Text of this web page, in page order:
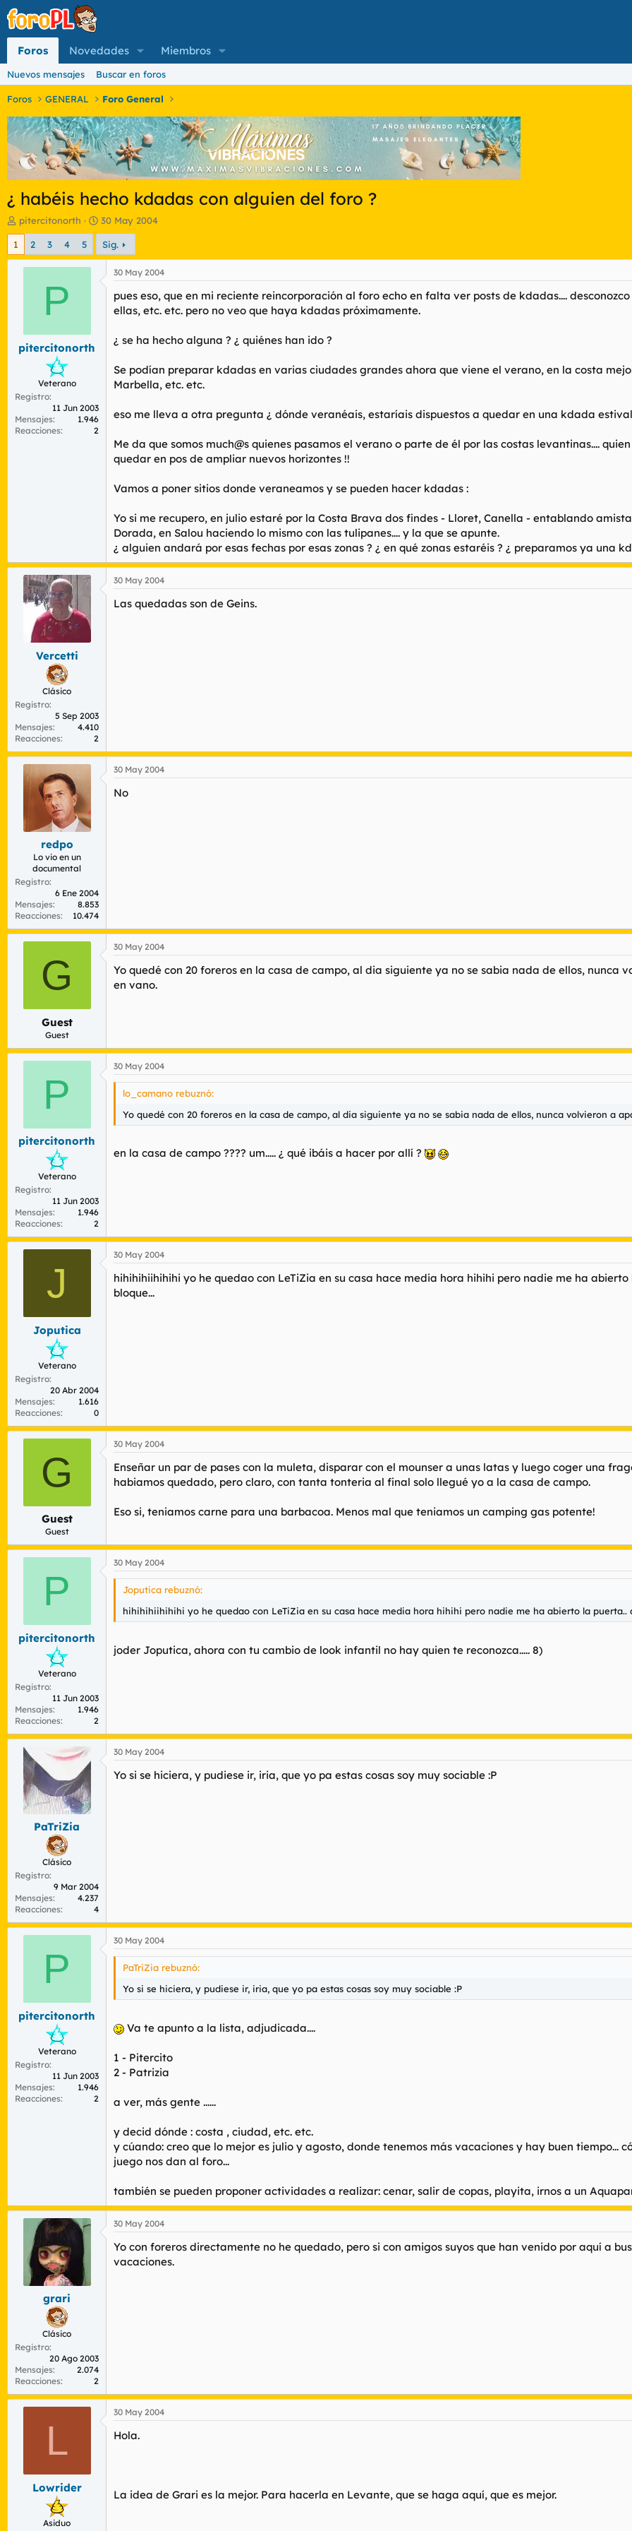
Foros Novedades Miembros
Nuevos mensajes Buscar en foros
Foros GENERAL Foro General
¿ habéis hecho kdadas con alguien del foro ?
I
n
c
d
e
m
pitercitonorth
F
e
c
h
d
30 May 2004
1 2 3 4 5 Sig.
P
pitercitonorth
Veterano
Registro
11 Jun 2003
Mensajes
1.946
Reacciones
2
30 May 2004
pues eso, que en mi reciente reincorporación al foro echo en falta ver posts de kdadas....
ellas, etc. etc. pero no veo que haya kdadas próximamente.
¿ se ha hecho alguna ? ¿ quiénes han ido ?
Se podían preparar kdadas en varias ciudades grandes ahora que viene el verano, en la costa
Marbella, etc. etc.
eso me lleva a otra pregunta ¿ dónde veranéais, estaríais dispuestos a quedar en una kdada
Me da que somos much@s quienes pasamos el verano o parte de él por las costas levantinas....
quedar en pos de ampliar nuevos horizontes !!
Vamos a poner sitios donde veraneamos y se pueden hacer kdadas :
Yo si me recupero, en julio estaré por la Costa Brava dos findes - Lloret, Canella - entablando
Dorada, en Salou haciendo lo mismo con las tulipanes.... y la que se apunte.
¿ alguien andará por esas fechas por esas zonas ? ¿ en qué zonas estaréis ? ¿ preparamos ya una
Vercetti
Clásico
Registro
5 Sep 2003
Mensajes
4.410
Reacciones
2
30 May 2004
Las quedadas son de Geins.
redpo
Lo vio en un
documental
Registro
6 Ene 2004
Mensajes
8.853
Reacciones
10.474
30 May 2004
No
G
Guest
Guest
30 May 2004
Yo quedé con 20 foreros en la casa de campo, al dia siguiente ya no se sabia nada de ellos, nunca
en vano.
P
pitercitonorth
Veterano
Registro
11 Jun 2003
Mensajes
1.946
Reacciones
2
30 May 2004
lo_camano rebuznó:
Yo quedé con 20 foreros en la casa de campo, al dia siguiente ya no se sabia nada de ellos, nunca volvieron a
en la casa de campo ???? um..... ¿ qué ibáis a hacer por allí ?
J
Joputica
Veterano
Registro
20 Abr 2004
Mensajes
1.616
Reacciones
0
30 May 2004
hihihihiihihihi yo he quedao con LeTiZia en su casa hace media hora hihihi pero nadie me ha
bloque...
G
Guest
Guest
30 May 2004
Enseñar un par de pases con la muleta, disparar con el mounser a unas latas y luego coger una
habiamos quedado, pero claro, con tanta tonteria al final solo llegué yo a la casa de campo.
Eso si, teniamos carne para una barbacoa. Menos mal que teniamos un camping gas potente!
P
pitercitonorth
Veterano
Registro
11 Jun 2003
Mensajes
1.946
Reacciones
2
30 May 2004
Joputica rebuznó:
hihihihiihihihi yo he quedao con LeTiZia en su casa hace media hora hihihi pero nadie me ha abierto la puerta..
joder Joputica, ahora con tu cambio de look infantil no hay quien te reconozca..... 8)
PaTriZia
Clásico
Registro
9 Mar 2004
Mensajes
4.237
Reacciones
4
30 May 2004
Yo si se hiciera, y pudiese ir, iria, que yo pa estas cosas soy muy sociable :P
P
pitercitonorth
Veterano
Registro
11 Jun 2003
Mensajes
1.946
Reacciones
2
30 May 2004
PaTriZia rebuznó:
Yo si se hiciera, y pudiese ir, iria, que yo pa estas cosas soy muy sociable :P
Va te apunto a la lista, adjudicada....
1 - Pitercito
2 - Patrizia
a ver, más gente ......
y decid dónde : costa , ciudad, etc. etc.
y cúando: creo que lo mejor es julio y agosto, donde tenemos más vacaciones y hay buen tiempo...
juego nos dan al foro...
también se pueden proponer actividades a realizar: cenar, salir de copas, playita, irnos a un
grari
Clásico
Registro
20 Ago 2003
Mensajes
2.074
Reacciones
2
30 May 2004
Yo con foreros directamente no he quedado, pero si con amigos suyos que han venido por aquí a
vacaciones.
L
Lowrider
Asiduo
30 May 2004
Hola.
La idea de Grari es la mejor. Para hacerla en Levante, que se haga aquí, que es mejor.